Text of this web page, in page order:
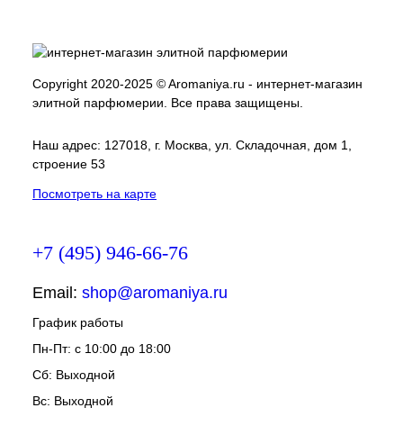
Copyright 2020-2025 © Aromaniya.ru - интернет-магазин
элитной парфюмерии. Все права защищены.
Наш адрес: 127018, г. Москва, ул. Складочная, дом 1,
строение 53
Посмотреть на карте
+7 (495) 946-66-76
Email: shop@aromaniya.ru
График работы
Пн-Пт: с 10:00 до 18:00
Сб: Выходной
Вс: Выходной